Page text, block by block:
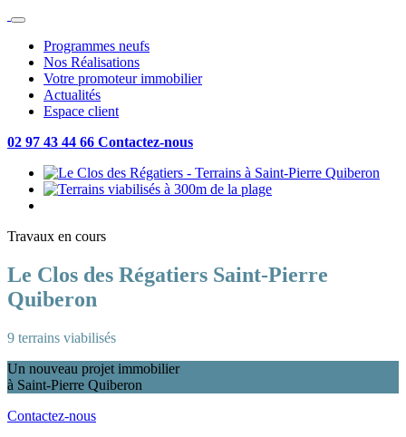
Programmes neufs
Nos Réalisations
Votre promoteur immobilier
Actualités
Espace client
02 97 43 44 66 Contactez-nous
Travaux en cours
Le Clos des Régatiers Saint-Pierre
Quiberon
9 terrains viabilisés
Un nouveau projet immobilier
à Saint-Pierre Quiberon
Contactez-nous